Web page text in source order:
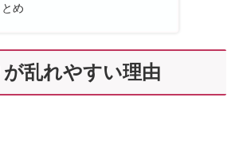
とめ
乱れやすい理由